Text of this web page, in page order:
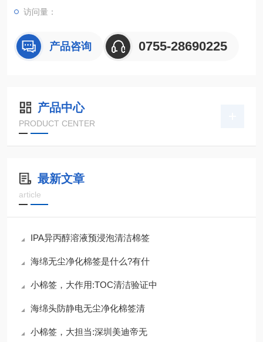
访问量：
产品咨询 0755-28690225
产品中心
PRODUCT CENTER
最新文章
article
IPA异丙醇溶液预浸泡清洁棉签
海绵无尘净化棉签是什么?有什
小棉签，大作用:TOC清洁验证中
海绵头防静电无尘净化棉签清
小棉签，大担当:深圳美迪帝无